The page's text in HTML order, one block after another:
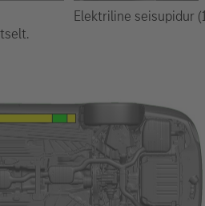
Elektriline seisupidur